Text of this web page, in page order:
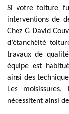
Si votre toiture
interventions de
Chez G David
d’étanchéité
travaux de
équipe est
ainsi des
Les
nécessitent ainsi